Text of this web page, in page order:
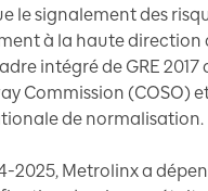
le signalement des
à la haute direction
intégré de GRE
Commission (COSO)
de normalisation.
2025, Metrolinx a